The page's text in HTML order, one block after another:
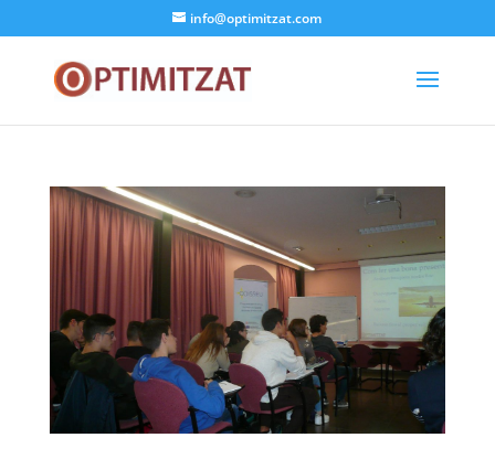
info@optimitzat.com